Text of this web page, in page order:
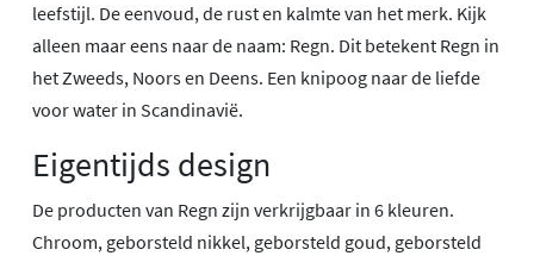
leefstijl. De eenvoud, de rust en kalmte van het merk. Kijk
alleen maar eens naar de naam: Regn. Dit betekent Regn in
het Zweeds, Noors en Deens. Een knipoog naar de liefde
voor water in Scandinavië.
Eigentijds design
De producten van Regn zijn verkrijgbaar in 6 kleuren.
Chroom, geborsteld nikkel, geborsteld goud, geborsteld